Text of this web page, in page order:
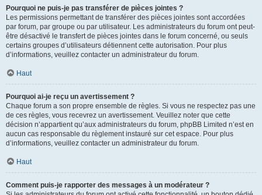
Pourquoi ne puis-je pas transférer de pièces jointes ?
Les permissions permettant de transférer des pièces jointes sont accordées
par forum, par groupe ou par utilisateur. Les administrateurs du forum ont peut-
être désactivé le transfert de pièces jointes dans le forum concerné, ou seuls
certains groupes d’utilisateurs détiennent cette autorisation. Pour plus
d’informations, veuillez contacter un administrateur du forum.
Haut
Pourquoi ai-je reçu un avertissement ?
Chaque forum a son propre ensemble de règles. Si vous ne respectez pas une
de ces règles, vous recevrez un avertissement. Veuillez noter que cette
décision n’appartient qu’aux administrateurs du forum, phpBB Limited n’est en
aucun cas responsable du règlement instauré sur cet espace. Pour plus
d’informations, veuillez contacter un administrateur du forum.
Haut
Comment puis-je rapporter des messages à un modérateur ?